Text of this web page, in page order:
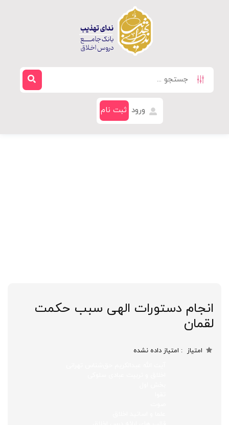
ورود ثبت نام
انجام دستورات الهی سبب حکمت
لقمان
امتیاز امتیاز داده نشده